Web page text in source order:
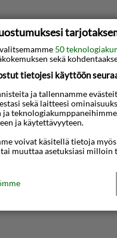
luokitus: ***
Vilnius on hotelli,
WiFi. Hotellilla voit
ja sauna. Jos
leikkipaikka.
Hotelli hyväksyy
Express, EC
50
sekä
tietojesi käyttöön
ja tallennamme
sekä laitteesi
ja käytettävyyteen.
voivat käsitellä tietoja
muuttaa asetuksiasi milloin